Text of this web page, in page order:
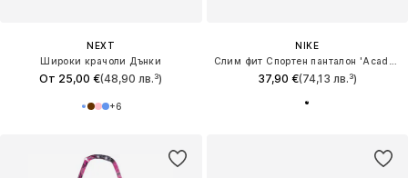
NEXT
Широки крачоли Дънки
От 25,00 €(48,90 лв.³)
+6
NIKE
37,90 €(74,13 лв.³)